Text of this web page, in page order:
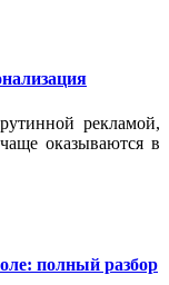
рекламой,
оказываются в
полный разбор